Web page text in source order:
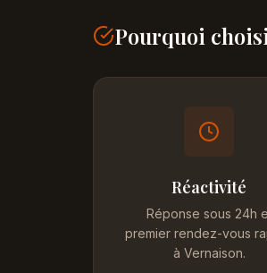
Pourquoi
Réactivité
Réponse sous 24h
premier rendez-vous
à Vernaison.